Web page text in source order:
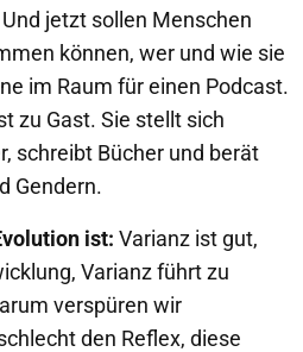
jetzt sollen Menschen
können, wer und wie sie
im Raum für einen Podcast.
zu Gast. Sie stellt sich
schreibt Bücher und berät
Gendern.
ist: Varianz ist gut,
Varianz führt zu
verspüren wir
den Reflex, diese